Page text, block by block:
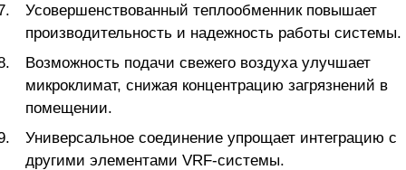
Усовершенствованный теплообменник повышает
производительность и надежность работы системы.
Возможность подачи свежего воздуха улучшает
микроклимат, снижая концентрацию загрязнений в
помещении.
Универсальное соединение упрощает интеграцию с
другими элементами VRF-системы.